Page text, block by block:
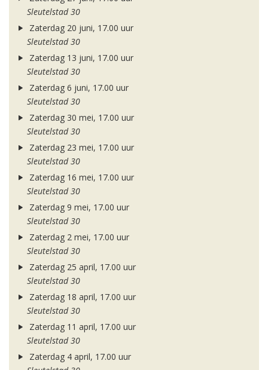
Sleutelstad 30
Zaterdag 20 juni, 17.00 uur
Sleutelstad 30
Zaterdag 13 juni, 17.00 uur
Sleutelstad 30
Zaterdag 6 juni, 17.00 uur
Sleutelstad 30
Zaterdag 30 mei, 17.00 uur
Sleutelstad 30
Zaterdag 23 mei, 17.00 uur
Sleutelstad 30
Zaterdag 16 mei, 17.00 uur
Sleutelstad 30
Zaterdag 9 mei, 17.00 uur
Sleutelstad 30
Zaterdag 2 mei, 17.00 uur
Sleutelstad 30
Zaterdag 25 april, 17.00 uur
Sleutelstad 30
Zaterdag 18 april, 17.00 uur
Sleutelstad 30
Zaterdag 11 april, 17.00 uur
Sleutelstad 30
Zaterdag 4 april, 17.00 uur